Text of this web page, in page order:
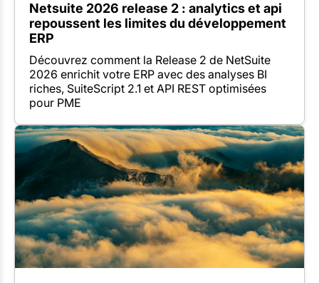
Netsuite 2026 release 2 : analytics et api
repoussent les limites du développement
ERP
Découvrez comment la Release 2 de NetSuite
2026 enrichit votre ERP avec des analyses BI
riches, SuiteScript 2.1 et API REST optimisées
pour PME